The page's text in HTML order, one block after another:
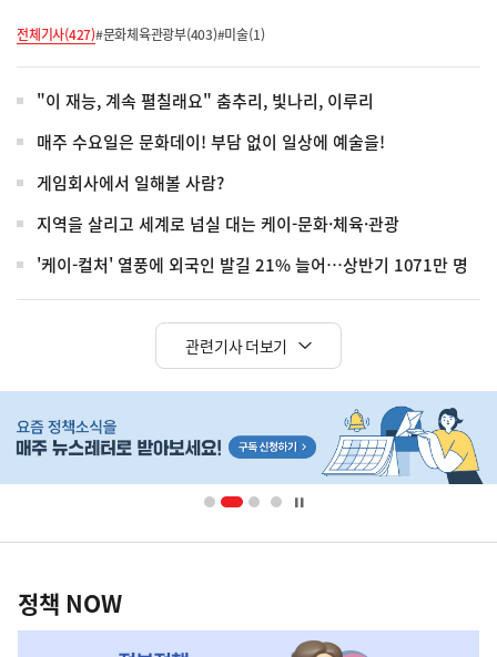
전체기사(427)#문화체육관광부(403)#미술(1)
"이 재능, 계속 펼칠래요" 춤추리, 빛나리, 이루리
매주 수요일은 문화데이! 부담 없이 일상에 예술을!
게임회사에서 일해볼 사람?
지역을 살리고 세계로 넘실 대는 케이-문화·체육·관광
'케이-컬처' 열풍에 외국인 발길 21% 늘어…상반기 1071만 명
관련기사 더보기
단
영
책
NOW,
정책 NOW